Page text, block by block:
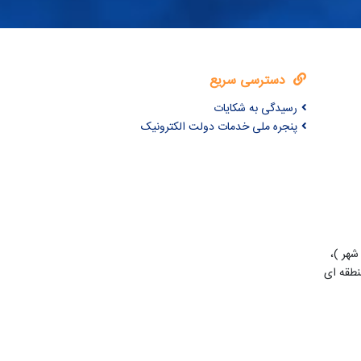
دسترسی سریع
رسیدگی به شکایات
پنجره ملی خدمات دولت الکترونیک
)،
ای